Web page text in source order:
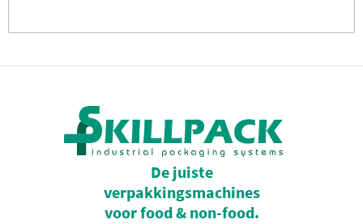
De juiste
verpakkingsmachines
voor food & non-food.